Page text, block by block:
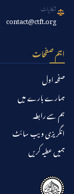
شکایات
contact@ctft.org
اہم صفحات
صفحہ اول
ہمارے بارے میں
ہم سے رابطہ
انگریزی ویب سائٹ
ہمیں عطیہ کریں